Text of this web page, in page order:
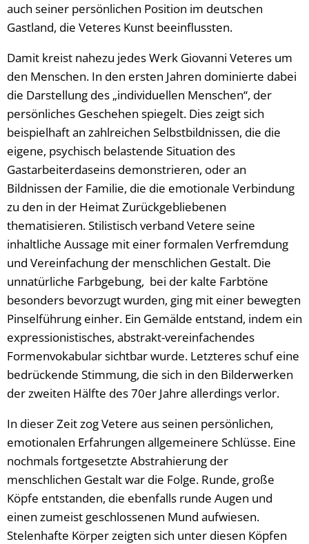
auch seiner persönlichen Position im deutschen
Gastland, die Veteres Kunst beeinflussten.
Damit kreist nahezu jedes Werk Giovanni Veteres um
den Menschen. In den ersten Jahren dominierte dabei
die Darstellung des „individuellen Menschen“, der
persönliches Geschehen spiegelt. Dies zeigt sich
beispielhaft an zahlreichen Selbstbildnissen, die die
eigene, psychisch belastende Situation des
Gastarbeiterdaseins demonstrieren, oder an
Bildnissen der Familie, die die emotionale Verbindung
zu den in der Heimat Zurückgebliebenen
thematisieren. Stilistisch verband Vetere seine
inhaltliche Aussage mit einer formalen Verfremdung
und Vereinfachung der menschlichen Gestalt. Die
unnatürliche Farbgebung, bei der kalte Farbtöne
besonders bevorzugt wurden, ging mit einer bewegten
Pinselführung einher. Ein Gemälde entstand, indem ein
expressionistisches, abstrakt-vereinfachendes
Formenvokabular sichtbar wurde. Letzteres schuf eine
bedrückende Stimmung, die sich in den Bilderwerken
der zweiten Hälfte des 70er Jahre allerdings verlor.
In dieser Zeit zog Vetere aus seinen persönlichen,
emotionalen Erfahrungen allgemeinere Schlüsse. Eine
nochmals fortgesetzte Abstrahierung der
menschlichen Gestalt war die Folge. Runde, große
Köpfe entstanden, die ebenfalls runde Augen und
einen zumeist geschlossenen Mund aufwiesen.
Stelenhafte Körper zeigten sich unter diesen Köpfen